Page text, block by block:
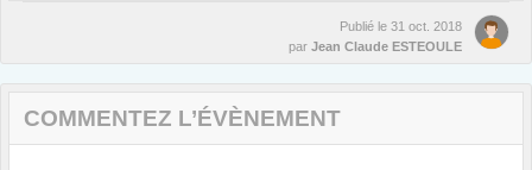
Publié le 31 oct. 2018
par Jean Claude ESTEOULE
COMMENTEZ L’ÉVÈNEMENT